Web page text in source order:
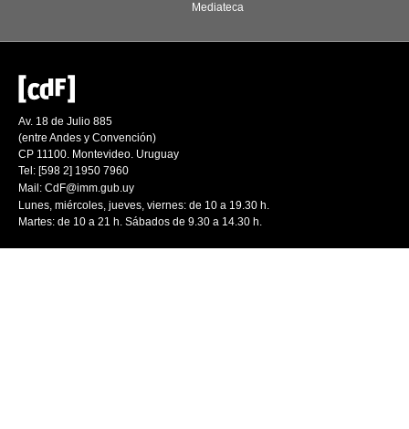
Mediateca
Av. 18 de Julio 885
(entre Andes y Convención)
CP 11100. Montevideo. Uruguay
Tel: [598 2] 1950 7960
Mail: CdF@imm.gub.uy
Lunes, miércoles, jueves, viernes: de 10 a 19.30 h.
Martes: de 10 a 21 h. Sábados de 9.30 a 14.30 h.